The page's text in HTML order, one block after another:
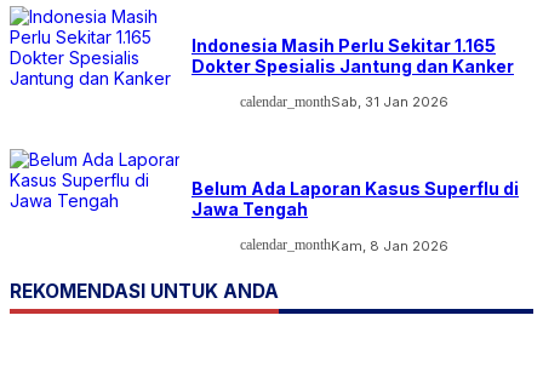
Indonesia Masih Perlu Sekitar 1.165
Dokter Spesialis Jantung dan Kanker
calendar_monthSab, 31 Jan 2026
Belum Ada Laporan Kasus Superflu di
Jawa Tengah
calendar_monthKam, 8 Jan 2026
REKOMENDASI UNTUK ANDA